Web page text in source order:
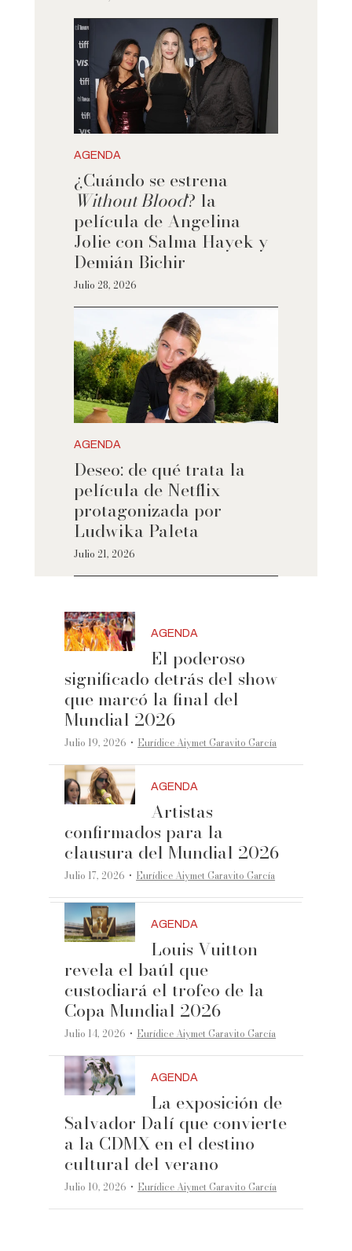
AGENDA
¿Cuándo se estrena
Without Blood? la
película de Angelina
Jolie con Salma Hayek y
Demián Bichir
Julio 28, 2026
AGENDA
Deseo: de qué trata la
película de Netflix
protagonizada por
Ludwika Paleta
Julio 21, 2026
AGENDA
El poderoso
significado detrás del show
que marcó la final del
Mundial 2026
Julio 19, 2026 ·Eurídice Aiymet Garavito García
AGENDA
Artistas
confirmados para la
clausura del Mundial 2026
Julio 17, 2026 ·Eurídice Aiymet Garavito García
AGENDA
Louis Vuitton
revela el baúl que
custodiará el trofeo de la
Copa Mundial 2026
Julio 14, 2026 ·Eurídice Aiymet Garavito García
AGENDA
La exposición de
Salvador Dalí que convierte
a la CDMX en el destino
cultural del verano
Julio 10, 2026 ·Eurídice Aiymet Garavito García